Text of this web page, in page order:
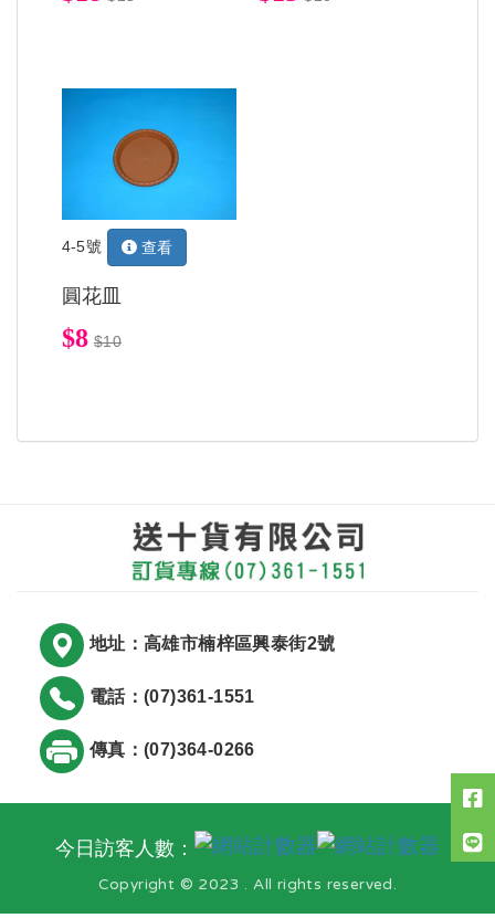
4-5號 查看
圓花皿
$8 $10
地址：高雄市楠梓區興泰街2號
電話：(07)361-1551
傳真：(07)364-0266
今日訪客人數：
Copyright © 2023 . All rights reserved.